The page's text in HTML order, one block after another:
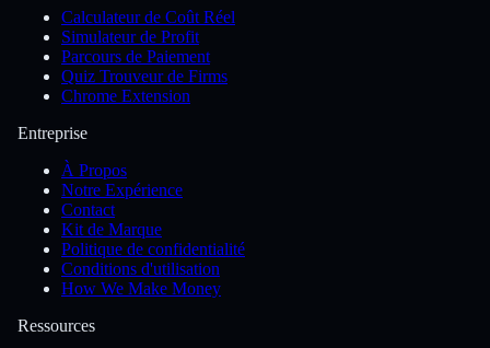
Calculateur de Coût Réel
Simulateur de Profit
Parcours de Paiement
Quiz Trouveur de Firms
Chrome Extension
Entreprise
À Propos
Notre Expérience
Contact
Kit de Marque
Politique de confidentialité
Conditions d'utilisation
How We Make Money
Ressources